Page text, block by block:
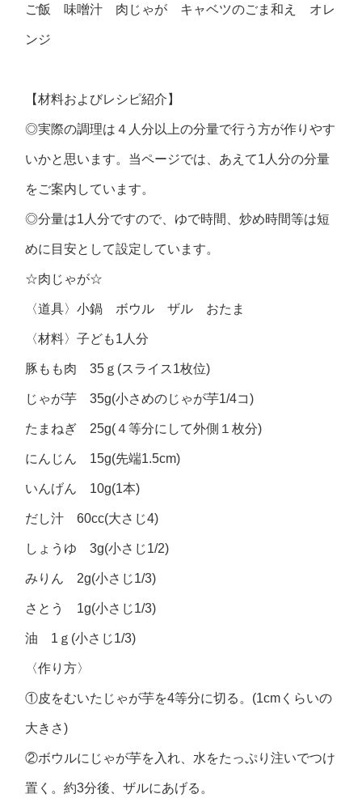
ご飯 味噌汁 肉じゃが キャベツのごま和え オレ
ンジ
【材料およびレシピ紹介】
◎実際の調理は４人分以上の分量で行う方が作りやす
いかと思います。当ページでは、あえて1人分の分量
をご案内しています。
◎分量は1人分ですので、ゆで時間、炒め時間等は短
めに目安として設定しています。
☆肉じゃが☆
〈道具〉小鍋 ボウル ザル おたま
〈材料〉子ども1人分
豚もも肉 35ｇ(スライス1枚位)
じゃが芋 35g(小さめのじゃが芋1/4コ)
たまねぎ 25g(４等分にして外側１枚分)
にんじん 15g(先端1.5cm)
いんげん 10g(1本)
だし汁 60cc(大さじ4)
しょうゆ 3g(小さじ1/2)
みりん 2g(小さじ1/3)
さとう 1g(小さじ1/3)
油 1ｇ(小さじ1/3)
〈作り方〉
①皮をむいたじゃが芋を4等分に切る。(1cmくらいの
大きさ)
②ボウルにじゃが芋を入れ、水をたっぷり注いでつけ
置く。約3分後、ザルにあげる。